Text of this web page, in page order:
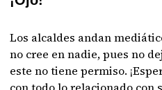
Los alcaldes andan
no cree en nadie, pues no
este no tiene permiso.